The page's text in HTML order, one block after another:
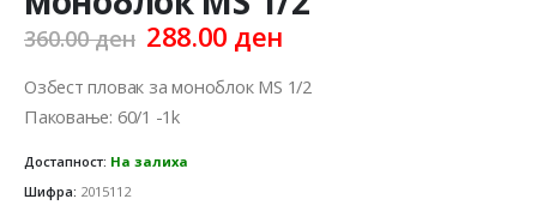
360.00ден Original
was:
360.00 ден.
288.00 денCurrent
is:
Озбест пловак за моноблок МS 1/2
Паковање: 60/1 -1k
Достапност: На залиха
Шифра: 2015112